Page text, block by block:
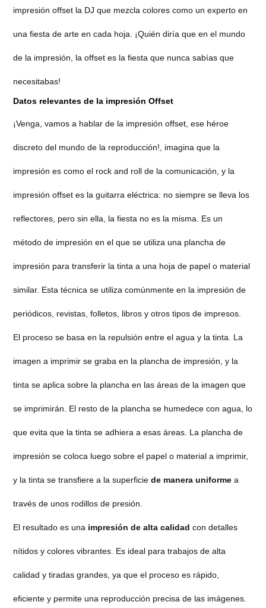
impresión offset la DJ que mezcla colores como un experto en
una fiesta de arte en cada hoja. ¡Quién diría que en el mundo
de la impresión, la offset es la fiesta que nunca sabías que
necesitabas!
Datos relevantes de la impresión Offset
¡Venga, vamos a hablar de la impresión offset, ese héroe
discreto del mundo de la reproducción!, imagina que la
impresión es como el rock and roll de la comunicación, y la
impresión offset es la guitarra eléctrica: no siempre se lleva los
reflectores, pero sin ella, la fiesta no es la misma. Es un
método de impresión en el que se utiliza una plancha de
impresión para transferir la tinta a una hoja de papel o material
similar. Esta técnica se utiliza comúnmente en la impresión de
periódicos, revistas, folletos, libros y otros tipos de impresos.
El proceso se basa en la repulsión entre el agua y la tinta. La
imagen a imprimir se graba en la plancha de impresión, y la
tinta se aplica sobre la plancha en las áreas de la imagen que
se imprimirán. El resto de la plancha se humedece con agua, lo
que evita que la tinta se adhiera a esas áreas. La plancha de
impresión se coloca luego sobre el papel o material a imprimir,
y la tinta se transfiere a la superficiede manera uniforme a
través de unos rodillos de presión.
El resultado es una impresión de alta calidad con detalles
nítidos y colores vibrantes. Es ideal para trabajos de alta
calidad y tiradas grandes, ya que el proceso es rápido,
eficiente y permite una reproducción precisa de las imágenes.